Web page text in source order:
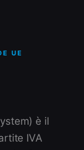
UE
è il
IVA